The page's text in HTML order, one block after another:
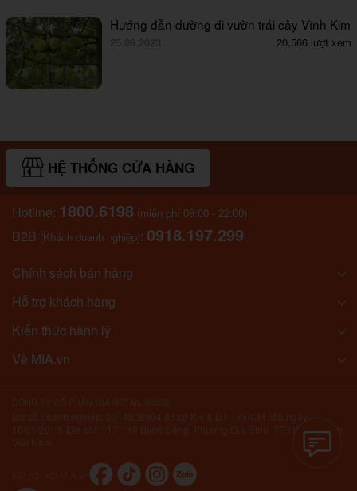
Hướng dẫn đường đi vườn trái cây Vĩnh Kim
25.09.2023 20,566 lượt xem
HỆ THỐNG CỬA HÀNG
Hotline: 1800.6198 (miễn phí 09:00 - 22:00)
B2B (Khách doanh nghiệp): 0918.197.299
Chính sách bán hàng
Hỗ trợ khách hàng
Kiến thức hành lý
Về MIA.vn
10/01/2018. Địa chỉ: 117-119 Bạch Đằng, Phường Gia Định, TP. Hồ Chí Minh,